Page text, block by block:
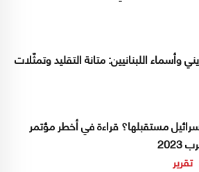
وأسماء اللبنانيين: متانة التقليد وتمثّلات
مستقبلها؟ قراءة في أخطر مؤتمر
تقرير